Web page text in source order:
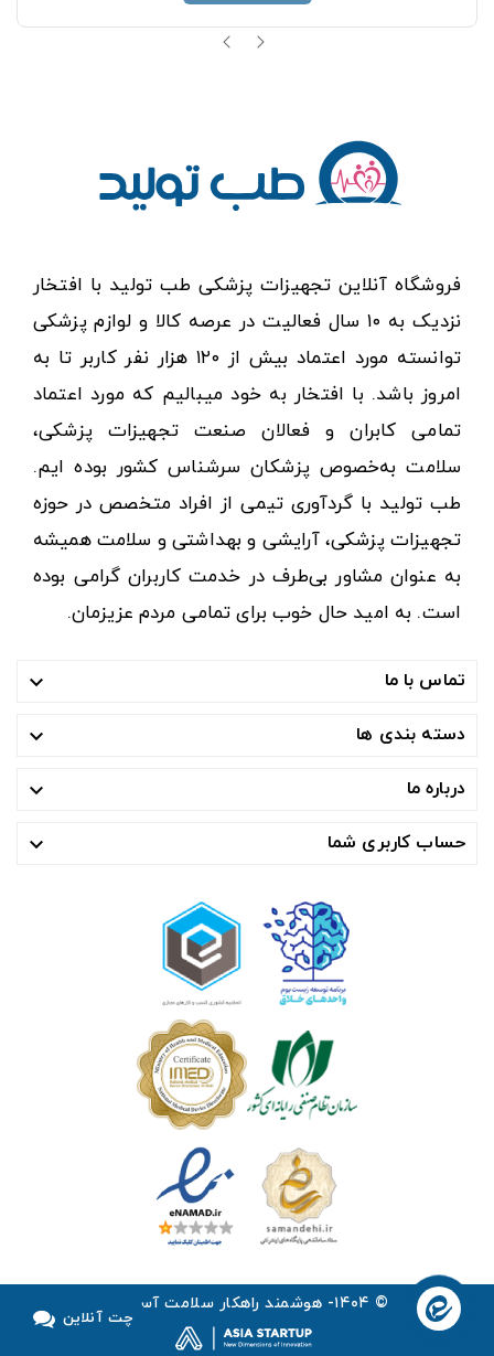
فروشگاه آنلاین تجهیزات پزشکی طب تولید با افتخار
نزدیک به ۱۰ سال فعالیت در عرصه کالا و لوازم پزشکی
توانسته مورد اعتماد بیش از ۱۲۰ هزار نفر کاربر تا به
امروز باشد. با افتخار به خود میبالیم که مورد اعتماد
تمامی کابران و فعالان صنعت تجهیزات پزشکی،
سلامت به‌خصوص پزشکان سرشناس کشور بوده ایم.
طب تولید با گردآوری تیمی از افراد متخصص در حوزه
تجهیزات پزشکی، آرایشی و بهداشتی و سلامت همیشه
به عنوان مشاور بی‌طرف در خدمت کاربران گرامی بوده
است. به امید حال خوب برای تمامی مردم عزیزمان.
تماس با ما 
دسته بندی ها 
درباره ما 
حساب کاربری شما 
© ۱۴۰۴- هوشمند راهکار سلامت آسیا ™
چت آنلاین